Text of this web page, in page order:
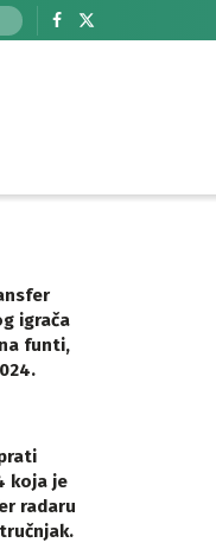
igrača
funti,
koja je
radaru